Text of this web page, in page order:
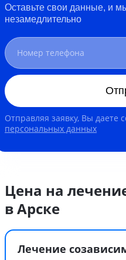
Оставьте свои данные, и
незамедлительно
Отправляя заявку, Вы даете
персональных данных
Цена на
в Арске
Лечение